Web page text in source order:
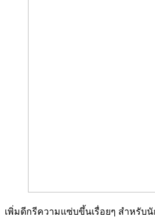
เพิ่มดีกรีความแซ่บขึ้นเรื่อยๆ สำหรับ